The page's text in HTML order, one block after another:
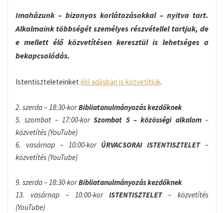
Imaházunk – bizonyos korlátozásokkal – nyitva tart.
Alkalmaink többségét személyes részvétellel tartjuk, de
e mellett élő közvetítésen keresztül is lehetséges a
bekapcsolódás.
Istentiszteleteinket élő adásban is közvetítjük.
2. szerda – 18:30-korBibliatanulmányozás kezdőknek
5. szombat – 17:00-korSzombat 5 – közösségi alkalom–
közvetítés (YouTube)
6. vasárnap – 10:00-kor ÚRVACSORAI ISTENTISZTELET–
közvetítés (YouTube)
9. szerda – 18:30-korBibliatanulmányozás kezdőknek
13. vasárnap – 10:00-kor ISTENTISZTELET– közvetítés
(YouTube)